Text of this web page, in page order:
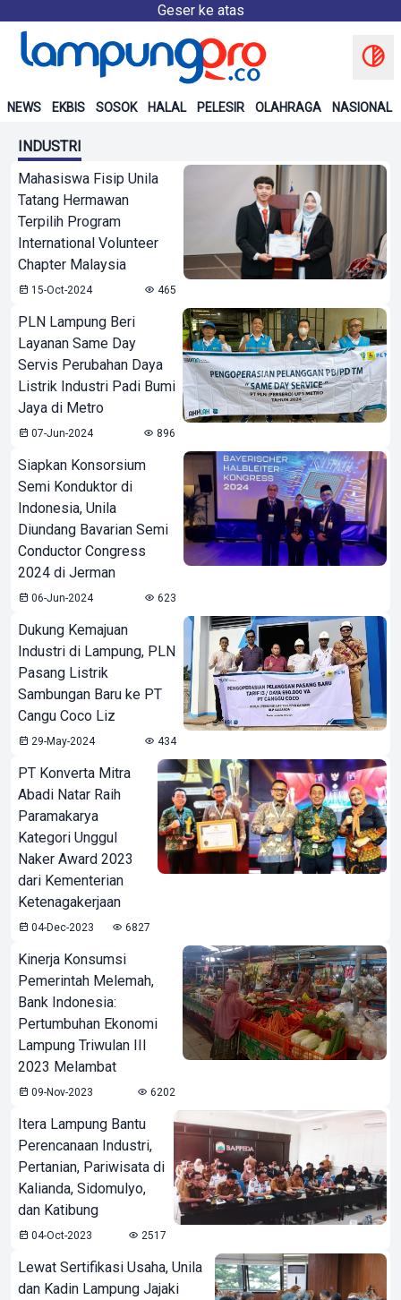
Geser ke atas
NEWS EKBIS SOSOK HALAL PELESIR OLAHRAGA NASIONAL
INDUSTRI
Mahasiswa Fisip Unila
Tatang Hermawan
Terpilih Program
International Volunteer
Chapter Malaysia
15-Oct-2024 465
PLN Lampung Beri
Layanan Same Day
Servis Perubahan Daya
Listrik Industri Padi Bumi
Jaya di Metro
07-Jun-2024 896
Siapkan Konsorsium
Semi Konduktor di
Indonesia, Unila
Diundang Bavarian Semi
Conductor Congress
2024 di Jerman
06-Jun-2024 623
Dukung Kemajuan
Industri di Lampung, PLN
Pasang Listrik
Sambungan Baru ke PT
Cangu Coco Liz
29-May-2024 434
PT Konverta Mitra
Abadi Natar Raih
Paramakarya
Kategori Unggul
Naker Award 2023
dari Kementerian
Ketenagakerjaan
04-Dec-2023 6827
Kinerja Konsumsi
Pemerintah Melemah,
Bank Indonesia:
Pertumbuhan Ekonomi
Lampung Triwulan III
2023 Melambat
09-Nov-2023 6202
Itera Lampung Bantu
Perencanaan Industri,
Pertanian, Pariwisata di
Kalianda, Sidomulyo,
dan Katibung
04-Oct-2023 2517
Lewat Sertifikasi Usaha, Unila
dan Kadin Lampung Jajaki